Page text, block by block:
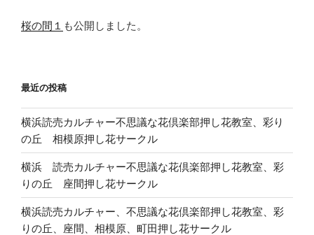
桜の間１ も公開しました。
最近の投稿
横浜読売カルチャー不思議な花倶楽部押し花教室、彩り
の丘 相模原押し花サークル
横浜 読売カルチャー不思議な花倶楽部押し花教室、彩
りの丘 座間押し花サークル
横浜読売カルチャー、不思議な花倶楽部押し花教室、彩
りの丘、座間、相模原、町田押し花サークル